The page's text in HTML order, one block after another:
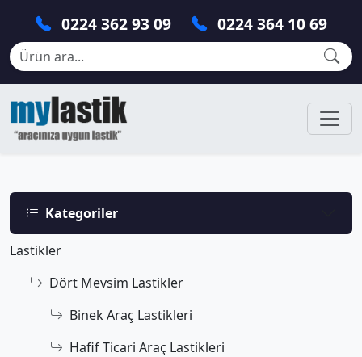
0224 362 93 09 0224 364 10 69
Kategoriler
Lastikler
Dört Mevsim Lastikler
Binek Araç Lastikleri
Hafif Ticari Araç Lastikleri